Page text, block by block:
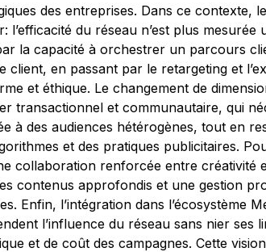
des entreprises. Dans ce contexte,
l’efficacité du réseau n’est plus
la capacité à orchestrer un parcours
client, en passant par le retargeting et
et éthique. Le changement de
transactionnel et communautaire, qui
à des audiences hétérogènes, tout en
et des pratiques publicitaires.
collaboration renforcée entre créativité
contenus approfondis et une gestion
Enfin, l’intégration dans l’écosystème
l’influence du réseau sans nier ses
et de coût des campagnes. Cette